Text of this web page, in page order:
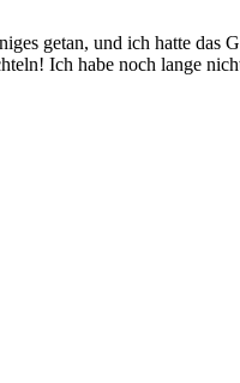
getan, und ich hatte das
Ich habe noch lange